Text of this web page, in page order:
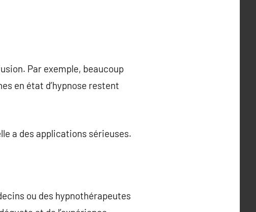
Par exemple, beaucoup
en état d’hypnose restent
a des applications sérieuses.
ou des hypnothérapeutes